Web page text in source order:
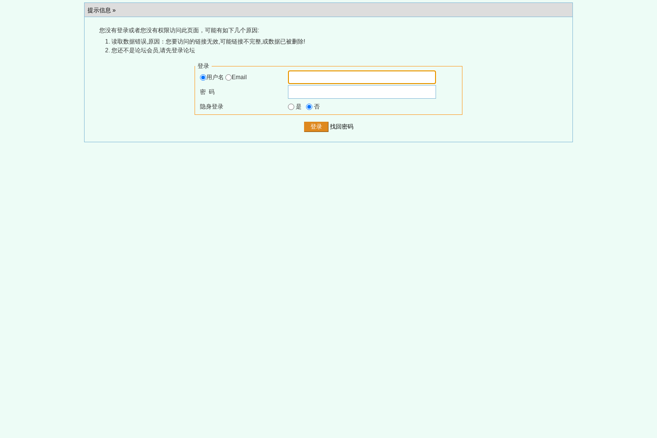
提示信息 »
您没有登录或者您没有权限访问此页面，可能有如下几个原因:
读取数据错误,原因：您要访问的链接无效,可能链接不完整,或数据已被删除!
您还不是论坛会员,请先登录论坛
登录
用户名
Email
密 码
隐身登录 是 否
找回密码